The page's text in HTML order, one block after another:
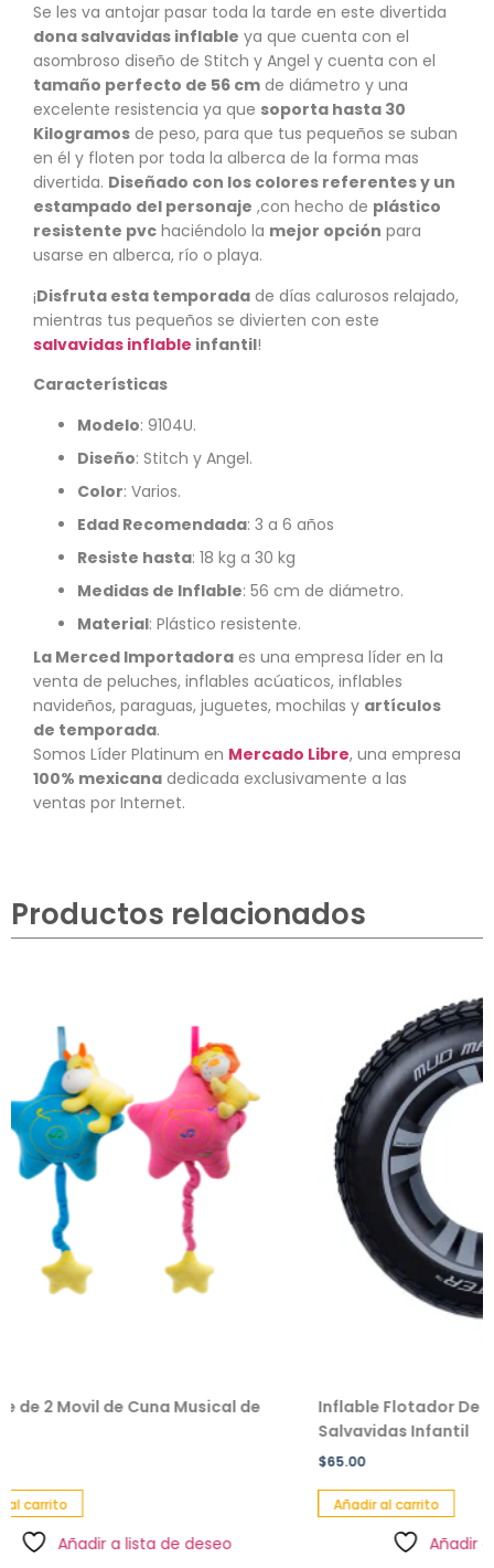
Se les va antojar pasar toda la tarde en este divertida
dona salvavidas inflable ya que cuenta con el
asombroso diseño de Stitch y Angel y cuenta con el
tamaño perfecto de 56 cm de diámetro y una
excelente resistencia ya que soporta hasta 30
Kilogramos de peso, para que tus pequeños se suban
en él y floten por toda la alberca de la forma mas
divertida. Diseñado con los colores referentes y un
estampado del personaje ,con hecho de plástico
resistente pvc haciéndolo la mejor opción para
usarse en alberca, río o playa.
¡Disfruta esta temporada de días calurosos relajado,
mientras tus pequeños se divierten con este
salvavidas inflable infantil!
Características
Modelo: 9104U.
Diseño: Stitch y Angel.
Color: Varios.
Edad Recomendada: 3 a 6 años
Resiste hasta: 18 kg a 30 kg
Medidas de Inflable: 56 cm de diámetro.
Material: Plástico resistente.
La Merced Importadora es una empresa líder en la
venta de peluches, inflables acúaticos, inflables
navideños, paraguas, juguetes, mochilas y artículos
de temporada.
Somos Líder Platinum en Mercado Libre, una empresa
100% mexicana dedicada exclusivamente a las
ventas por Internet.
Productos relacionados
Musical de
de deseo
Inflable Flotador De Dona Diseño
Salvavidas Infantil
Añadir a lista de deseo